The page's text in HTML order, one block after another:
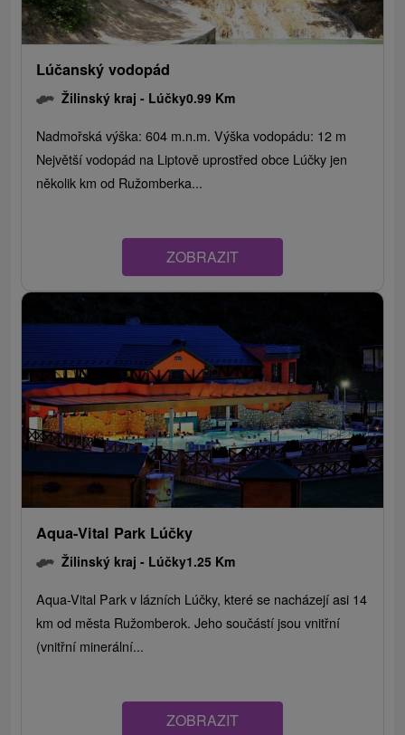
Lúčanský vodopád
Žilinský kraj - Lúčky0.99 Km
Nadmořská výška: 604 m.n.m. Výška vodopádu: 12 m
Největší vodopád na Liptově uprostřed obce Lúčky jen
několik km od Ružomberka...
ZOBRAZIT
Aqua-Vital Park Lúčky
Žilinský kraj - Lúčky1.25 Km
Aqua-Vital Park v lázních Lúčky, které se nacházejí asi 14
km od města Ružomberok. Jeho součástí jsou vnitřní
(vnitřní minerální...
ZOBRAZIT